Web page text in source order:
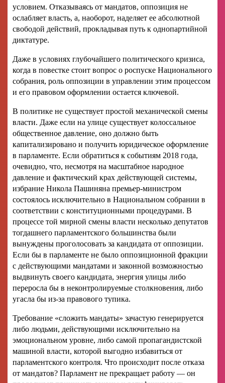
условием. Отказываясь от мандатов, оппозиция не
ослабляет власть, а, наоборот, наделяет ее абсолютной
свободой действий, прокладывая путь к однопартийной
диктатуре.
Даже в условиях глубочайшего политического кризиса,
когда в повестке стоит вопрос о роспуске Национального
собрания, роль оппозиции в управлении этим процессом
и его правовом оформлении остается ключевой.
В политике не существует простой механической смены
власти. Даже если на улице существует колоссальное
общественное давление, оно должно быть
капитализировано и получить юридическое оформление
в парламенте. Если обратиться к событиям 2018 года,
очевидно, что, несмотря на масштабное народное
давление и фактический крах действующей системы,
избрание Никола Пашиняна премьер-министром
состоялось исключительно в Национальном собрании в
соответствии с конституционными процедурами. В
процессе той мирной смены власти несколько депутатов
тогдашнего парламентского большинства были
вынуждены проголосовать за кандидата от оппозиции.
Если бы в парламенте не было оппозиционной фракции
с действующими мандатами и законной возможностью
выдвинуть своего кандидата, энергия улицы либо
переросла бы в неконтролируемые столкновения, либо
угасла бы из-за правового тупика.
Требование «сложить мандаты» зачастую генерируется
либо людьми, действующими исключительно на
эмоциональном уровне, либо самой пропагандистской
машиной власти, которой выгодно избавиться от
парламентского контроля. Что происходит после отказа
от мандатов? Парламент не прекращает работу — он